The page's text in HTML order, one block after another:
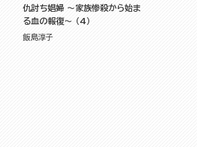
仇討ち娼婦 ～家族惨殺から始ま
る血の報復～ （4）
飯島淳子